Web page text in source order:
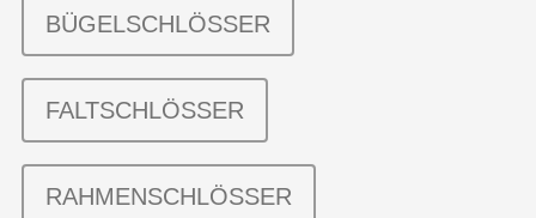
BÜGELSCHLÖSSER
FALTSCHLÖSSER
RAHMENSCHLÖSSER